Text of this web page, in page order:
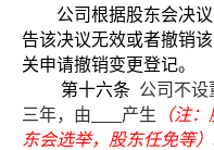
公司根据股东会决
告该决议无效或者撤销
关申请撤销变更登记。
第十六条 公司不设
三年，由
产生 （注
东会选举，股东任免等）